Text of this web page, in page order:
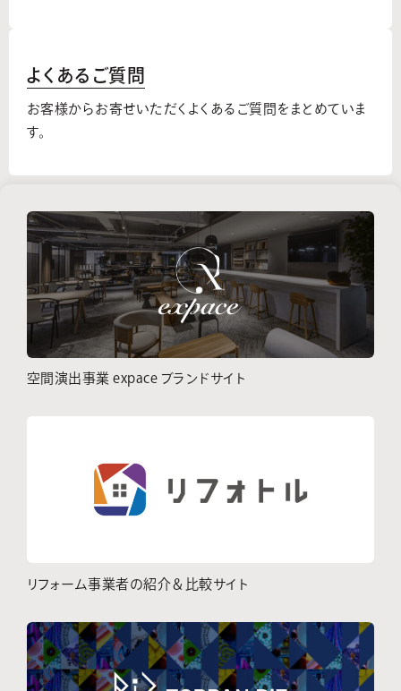
よくあるご質問
お客様からお寄せいただくよくあるご質問をまとめていま
す。
空間演出事業 expace ブランドサイト
リフォーム事業者の紹介＆比較サイト